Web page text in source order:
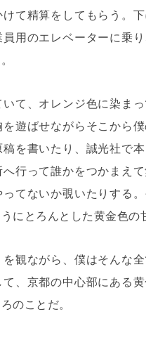
て精算をしてもらう。
用のエレベーターに乗
て、オレンジ色に染ま
遊ばせながらそこから
を書いたり、誠光社で
行って誰かをつかまえ
てないか覗いたりする
にとろんとした黄金色の
を観ながら、僕はそんな
、京都の中心部にある
のことだ。